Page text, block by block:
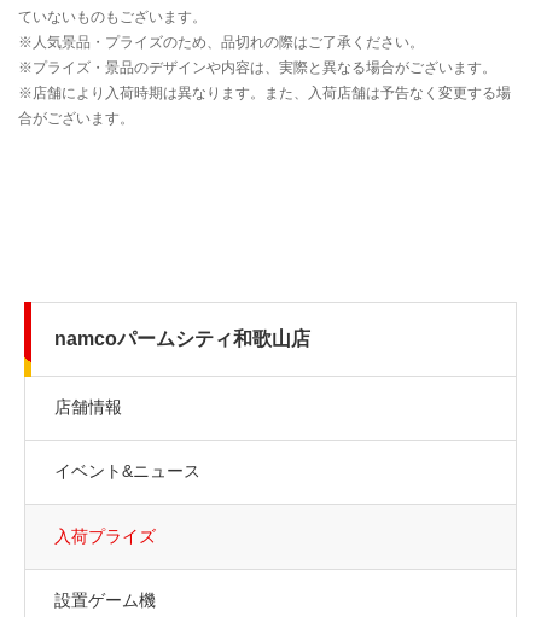
namcoパームシティ和歌山店
店舗情報
イベント&ニュース
入荷プライズ
設置ゲーム機